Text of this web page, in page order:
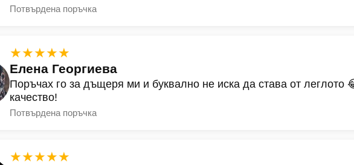
Потвърдена поръчка
★★★★★
Елена Георгиева
Поръчах го за дъщеря ми и буквално не иска да става от леглото
качество!
Потвърдена поръчка
★★★★★